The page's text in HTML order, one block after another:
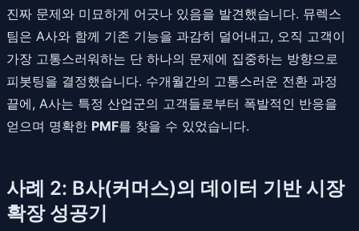
진짜 문제와 미묘하게 어긋나 있음을 발견했습니다. 뮤렉스
팀은 A사와 함께 기존 기능을 과감히 덜어내고, 오직 고객이
가장 고통스러워하는 단 하나의 문제에 집중하는 방향으로
피봇팅을 결정했습니다. 수개월간의 고통스러운 전환 과정
끝에, A사는 특정 산업군의 고객들로부터 폭발적인 반응을
얻으며 명확한 PMF를 찾을 수 있었습니다.
사례 2: B사(커머스)의 데이터 기반 시장
확장 성공기